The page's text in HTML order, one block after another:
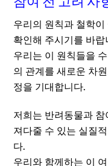
우리의 원칙과 철학
확인해 주시기를 바랍
우리는 이 원칙들을
의 관계를 새로운 차
정을 기대합니다.
저희는 반려동물과
져다줄 수 있는 실질
다.
우리와 함께하는 이